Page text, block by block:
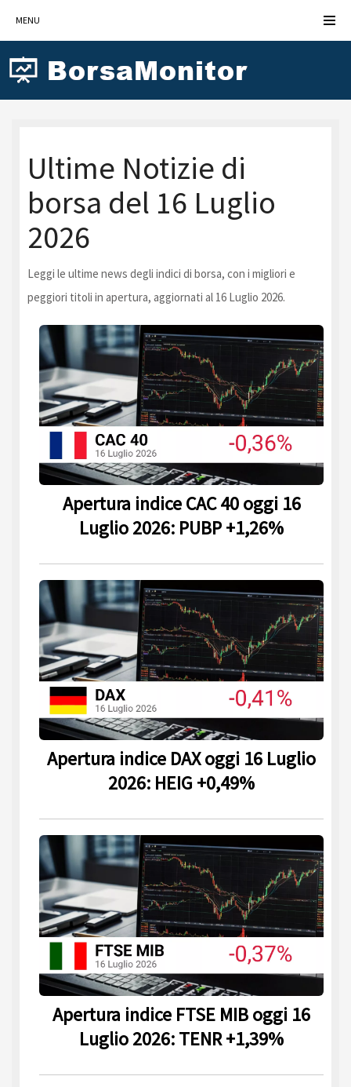
MENU
Ultime Notizie di
borsa del 16 Luglio
2026
Leggi le ultime news degli indici di borsa, con i migliori e
peggiori titoli in apertura, aggiornati al 16 Luglio 2026.
Apertura indice CAC 40 oggi 16
Luglio 2026: PUBP +1,26%
Apertura indice DAX oggi 16 Luglio
2026: HEIG +0,49%
Apertura indice FTSE MIB oggi 16
Luglio 2026: TENR +1,39%